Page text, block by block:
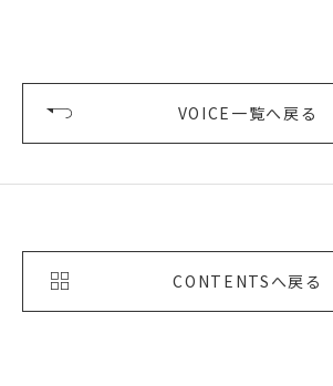
VOICE一覧へ戻る
CONTENTSへ戻る